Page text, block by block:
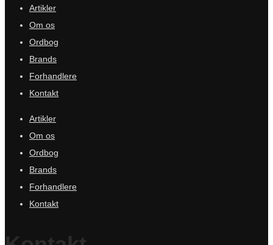
Artikler
Om os
Ordbog
Brands
Forhandlere
Kontakt
Artikler
Om os
Ordbog
Brands
Forhandlere
Kontakt